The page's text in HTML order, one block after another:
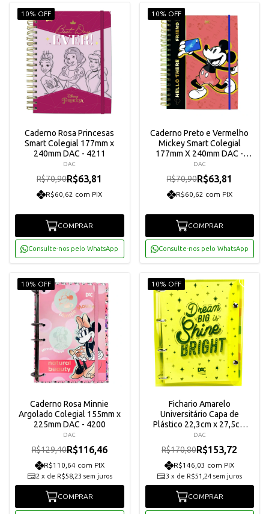
10% OFF
Caderno Rosa Princesas
Smart Colegial 177mm x
240mm DAC - 4211
DAC
R$70,90R$63,81
R$60,62 com PIX
COMPRAR
Consulte-nos pelo WhatsApp
10% OFF
Caderno Preto e Vermelho
Mickey Smart Colegial
177mm X 240mm DAC -
4193
DAC
R$70,90R$63,81
R$60,62 com PIX
COMPRAR
Consulte-nos pelo WhatsApp
10% OFF
Caderno Rosa Minnie
Argolado Colegial 155mm x
225mm DAC - 4200
DAC
R$129,40R$116,46
R$110,64 com PIX
2 x de R$58,23 sem juros
COMPRAR
10% OFF
Fichario Amarelo
Universitário Capa de
Plástico 22,3cm x 27,5cm
Color Bubble - 3865
DAC
R$170,80R$153,72
R$146,03 com PIX
3 x de R$51,24 sem juros
COMPRAR